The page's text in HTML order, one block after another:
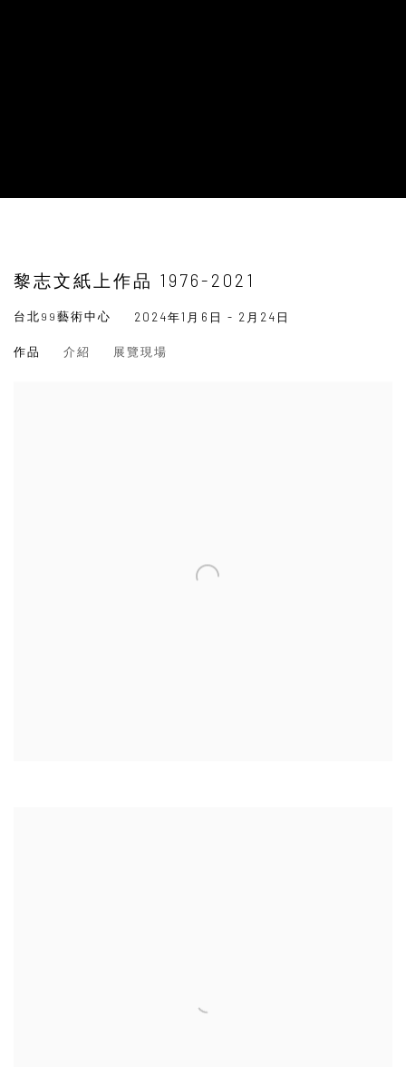
黎志文紙上作品 1976-2021
台北99藝術中心 2024年1月6日 - 2月24日
作品 介紹 展覽現場